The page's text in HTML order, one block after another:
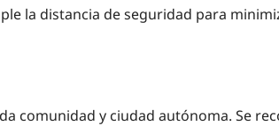
la distancia de seguridad para
comunidad y ciudad autónoma. Se